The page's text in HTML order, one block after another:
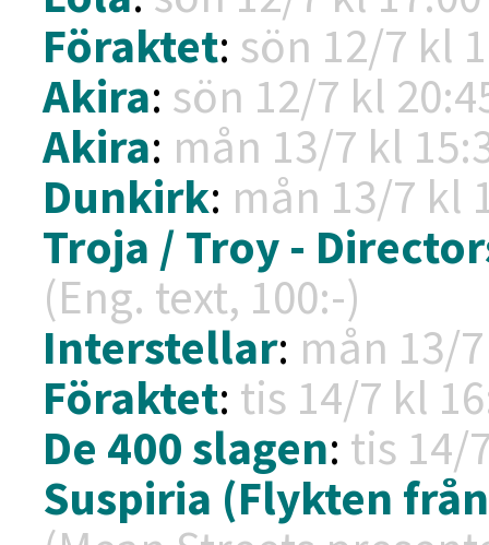
Föraktet: sön 12/7 kl
Akira: sön 12/7 kl
Akira: mån 13/7 kl
Dunkirk: mån 13/7 kl
Troja / Troy -
(Eng. text, 100:-)
Interstellar: mån 13/
Föraktet: tis 14/7 kl
De 400 slagen: tis 14/
Suspiria (Flykten